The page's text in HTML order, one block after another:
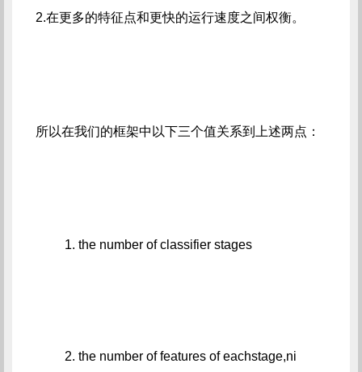
2.在更多的特征点和更快的运行速度之间权衡。
所以在我们的框架中以下三个值关系到上述两点：
1. the number of classifier stages
2. the number of features of eachstage,ni